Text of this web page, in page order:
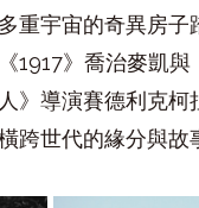
重宇宙的奇異房
1917》喬治麥凱與
》導演賽德利克柯
跨世代的緣分與故